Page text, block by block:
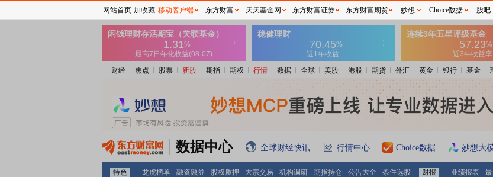
财经 焦点 股票 新股 期指 期权 行情 数据 全球 美股 港股 期货 外汇 黄金 银行 基金
数据中心 全球财经快讯 行情中心 Choice数据 妙想大
特色 龙虎榜单 融资融券 股权质押 大宗交易 机构调研 期指持仓 公告大全 条件选股 财报 业绩报表
网站首页 加收藏 移动客户端 东方财富 天天基金网 东方财富证券 东方财富期货 妙想 Choice数据 股吧